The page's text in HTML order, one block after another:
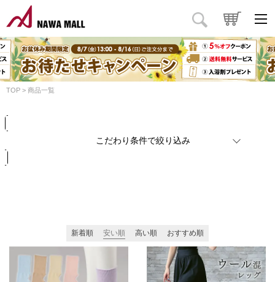
TOP 商品一覧
こだわり条件で絞り込み
商品タイプ
価格 円～ 円
カラー
新着順 安い順 高い順 おすすめ順